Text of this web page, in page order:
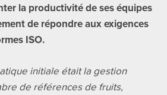
la productivité de ses équipes
de répondre aux exigences
ISO.
initiale était la gestion
de références de fruits,